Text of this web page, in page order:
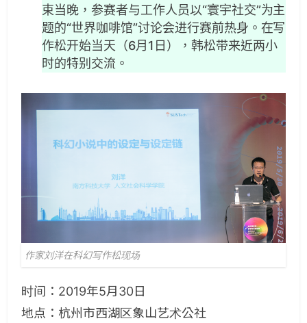
束当晚，参赛者与工作人员以“寰宇社交”为主
题的“世界咖啡馆”讨论会进行赛前热身。在写
作松开始当天（6月1日），韩松带来近两小
时的特别交流。
作家刘洋在科幻写作松现场
时间：2019年5月30日
地点：杭州市西湖区象山艺术公社